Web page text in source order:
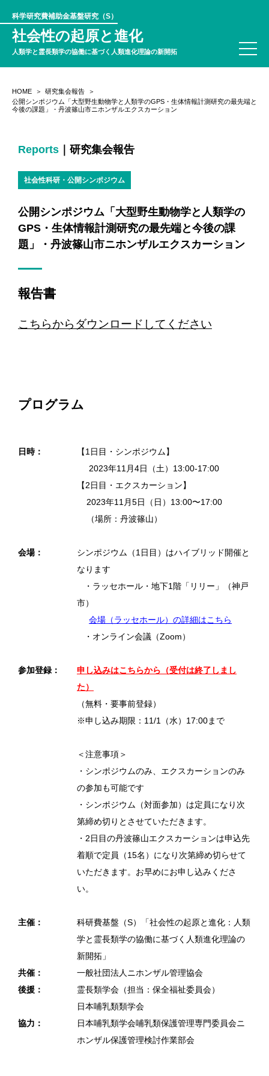
科学研究費補助金基盤研究（S）
社会性の起原と進化
人類学と霊長類学の協働に基づく人類進化理論の新開拓
HOME
研究集会報告
公開シンポジウム「大型野生動物学と人類学のGPS・生体情報計測研究の最先端と
今後の課題」・丹波篠山市ニホンザルエクスカーション
Reports ｜研究集会報告
社会性科研・公開シンポジウム
公開シンポジウム「大型野生動物学と人類学の
GPS・生体情報計測研究の最先端と今後の課
題」・丹波篠山市ニホンザルエクスカーション
報告書
こちらからダウンロードしてください
プログラム
日時：
【1日目・シンポジウム】
2023年11月4日（土）13:00-17:00
【2日目・エクスカーション】
2023年11月5日（日）13:00〜17:00
（場所：丹波篠山）
会場：
シンポジウム（1日目）はハイブリッド開催と
なります
・ラッセホール・地下1階「リリー」（神戸
市）
会場（ラッセホール）の詳細はこちら
・オンライン会議（Zoom）
参加登録：
申し込みはこちらから（受付は終了しまし
た）
（無料・要事前登録）
※申し込み期限：11/1（水）17:00まで
＜注意事項＞
・シンポジウムのみ、エクスカーションのみ
の参加も可能です
・シンポジウム（対面参加）は定員になり次
第締め切りとさせていただきます。
・2日目の丹波篠山エクスカーションは申込先
着順で定員（15名）になり次第締め切らせて
いただきます。お早めにお申し込みくださ
い。
主催：
科研費基盤（S）「社会性の起原と進化：人類
学と霊長類学の協働に基づく人類進化理論の
新開拓」
共催：
一般社団法人ニホンザル管理協会
後援：
霊長類学会（担当：保全福祉委員会）
日本哺乳類類学会
協力：
日本哺乳類学会哺乳類保護管理専門委員会ニ
ホンザル保護管理検討作業部会